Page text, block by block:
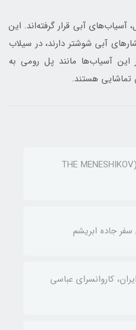
آبی قرار گرفته‌‌اند. این
آبی شوشتر دارند، در سیلاب
عمر این آسیاب‌ها مانند پل رومی به
هستند.
کاخ منشیکوف (THE MENESHIKOV
جاده ابریشم
کاروانسرای عباسی